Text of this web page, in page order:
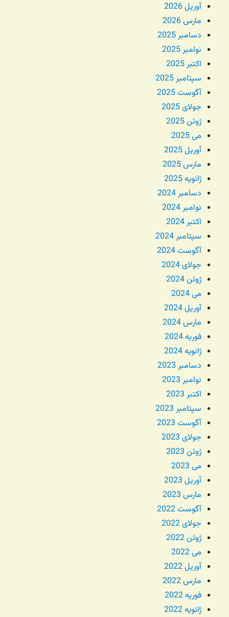
آوریل 2026
مارس 2026
دسامبر 2025
نوامبر 2025
اکتبر 2025
سپتامبر 2025
آگوست 2025
جولای 2025
ژوئن 2025
می 2025
آوریل 2025
مارس 2025
ژانویه 2025
دسامبر 2024
نوامبر 2024
اکتبر 2024
سپتامبر 2024
آگوست 2024
جولای 2024
ژوئن 2024
می 2024
آوریل 2024
مارس 2024
فوریه 2024
ژانویه 2024
دسامبر 2023
نوامبر 2023
اکتبر 2023
سپتامبر 2023
آگوست 2023
جولای 2023
ژوئن 2023
می 2023
آوریل 2023
مارس 2023
آگوست 2022
جولای 2022
ژوئن 2022
می 2022
آوریل 2022
مارس 2022
فوریه 2022
ژانویه 2022